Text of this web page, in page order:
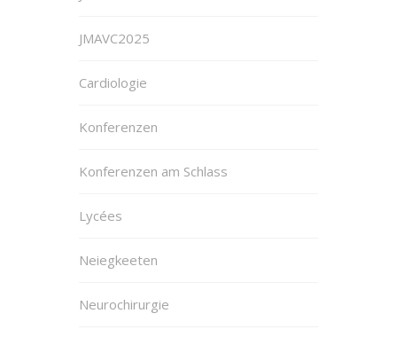
JMAVC2025
Cardiologie
Konferenzen
Konferenzen am Schlass
Lycées
Neiegkeeten
Neurochirurgie